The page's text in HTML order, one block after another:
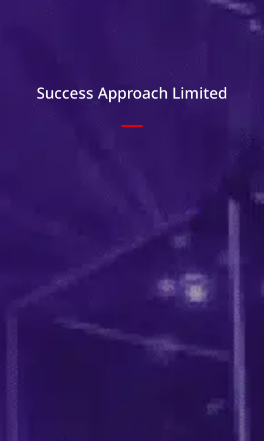
Success Approach Limited